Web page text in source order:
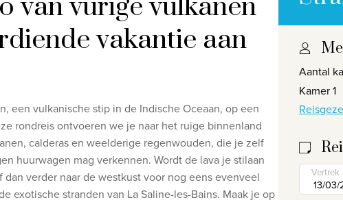
van vurige vulkanen
vakantie aan
een vulkanische stip in de Indische Oceaan, op een
rondreis ontvoeren we je naar het ruige binnenland
calderas en weelderige regenwouden, die je zelf
huurwagen mag verkennen. Wordt de lava je stilaan
verder naar de westkust voor nog eens evenveel
exotische stranden van La Saline-les-Bains. Maak je op
Aantal
Kamer 1
Vertrek